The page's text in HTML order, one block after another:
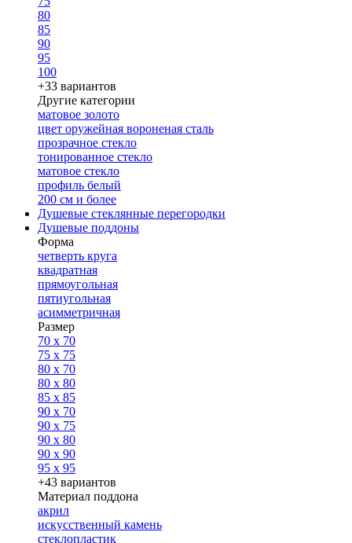
80
85
90
95
100
+33 вариантов
Другие категории
матовое золото
цвет оружейная вороненая сталь
прозрачное стекло
тонированное стекло
матовое стекло
профиль белый
200 см и более
Душевые стеклянные перегородки
Душевые поддоны
Форма
четверть круга
квадратная
прямоугольная
пятиугольная
асимметричная
Размер
70 x 70
75 x 75
80 x 70
80 x 80
85 x 85
90 x 70
90 x 75
90 x 80
90 x 90
95 x 95
+43 вариантов
Материал поддона
акрил
искусственный камень
стеклопластик